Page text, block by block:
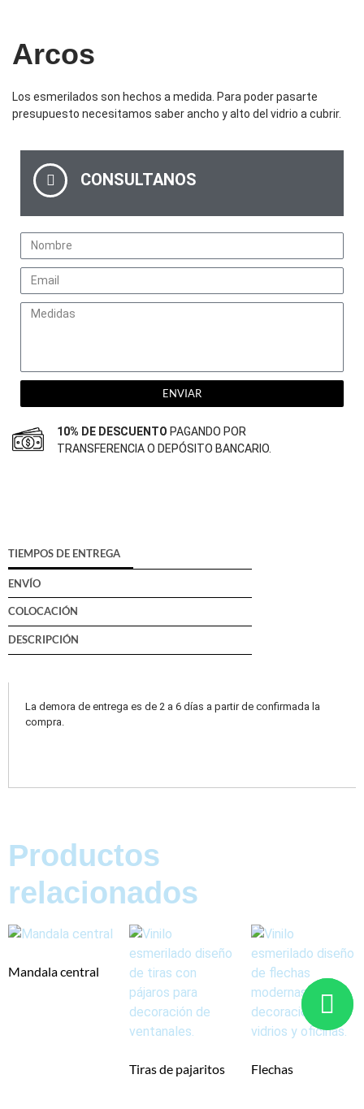
Arcos
Los esmerilados son hechos a medida. Para poder pasarte
presupuesto necesitamos saber ancho y alto del vidrio a cubrir.
CONSULTANOS
ENVIAR
10% DE DESCUENTO PAGANDO POR
TRANSFERENCIA O DEPÓSITO BANCARIO.
TIEMPOS DE ENTREGA
ENVÍO
COLOCACIÓN
DESCRIPCIÓN
La demora de entrega es de 2 a 6 días a partir de confirmada la
compra.
Productos
relacionados
Mandala central
Tiras de pajaritos Flechas